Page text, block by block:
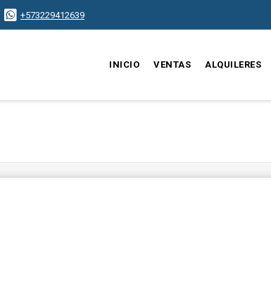
+573229412639
INICIO VENTAS ALQUILERES